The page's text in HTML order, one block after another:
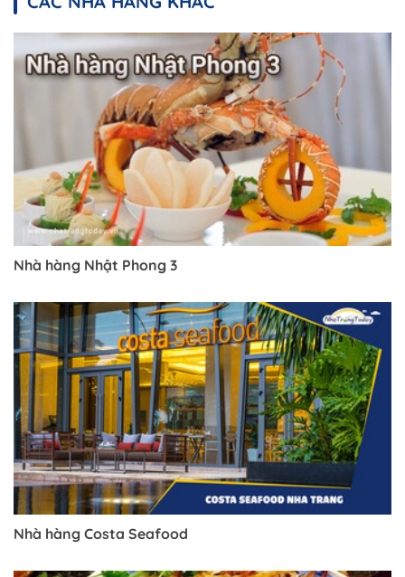
Nhà hàng Nhật Phong 3
Nhà hàng Costa Seafood